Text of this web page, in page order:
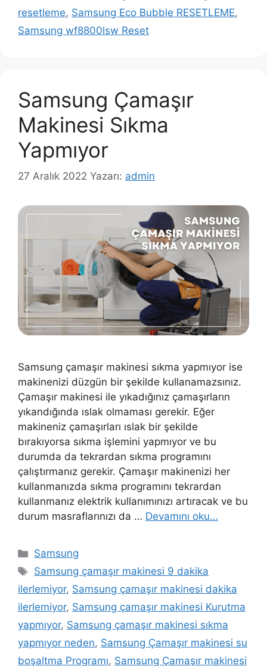
resetleme, Samsung Eco Bubble RESETLEME,
Samsung wf8800lsw Reset
Samsung Çamaşır
Makinesi Sıkma
Yapmıyor
27 Aralık 2022 Yazarı: admin
Samsung çamaşır makinesi sıkma yapmıyor ise
makinenizi düzgün bir şekilde kullanamazsınız.
Çamaşır makinesi ile yıkadığınız çamaşırların
yıkandığında ıslak olmaması gerekir. Eğer
makineniz çamaşırları ıslak bir şekilde
bırakıyorsa sıkma işlemini yapmıyor ve bu
durumda da tekrardan sıkma programını
çalıştırmanız gerekir. Çamaşır makinenizi her
kullanmanızda sıkma programını tekrardan
kullanmanız elektrik kullanımınızı artıracak ve bu
durum masraflarınızı da … Devamını oku…
Kategoriler
Samsung
Etiketler
Samsung çamaşır makinesi 9 dakika
ilerlemiyor, Samsung çamaşır makinesi dakika
ilerlemiyor, Samsung çamaşır makinesi Kurutma
yapmıyor, Samsung çamaşır makinesi sıkma
yapmıyor neden, Samsung Çamaşır makinesi su
boşaltma Programı, Samsung Çamaşır makinesi